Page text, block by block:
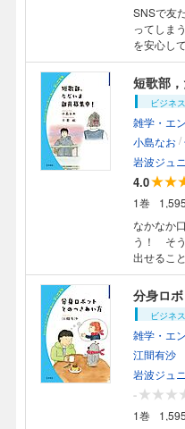
SNSで友
ってしま
を安心し
ルールを
きあい方
成されて
とに適し
ト，検索
短歌部
ビジネ
雑学・エ
小島なお /
岩波ジュ
4.0
1巻
なかなか
う！ そう
出せるこ
の魅力，
うこそ！
ブレット
す．また
参照，引
分身ロ
ビジネ
雑学・エ
江間有沙
岩波ジュ
-
1巻